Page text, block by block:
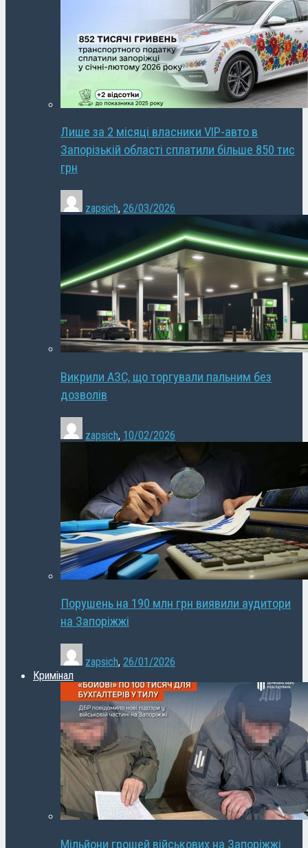
Лише за 2 місяці власники VIP-авто в
Запорізькій області сплатили більше 850 тис
грн
zapsich, 26/03/2026
Викрили АЗС, що торгували пальним без
дозволів
zapsich, 10/02/2026
Порушень на 190 млн грн виявили аудитори
на Запоріжжі
zapsich, 26/01/2026
Кримінал
Мільйони грошей військових на Запоріжжі